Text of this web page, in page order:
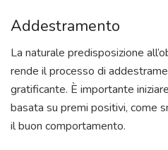
Addestramento
La naturale predisposizione
rende il processo di
gratificante. È importante
basata su premi positivi, come
il buon comportamento.